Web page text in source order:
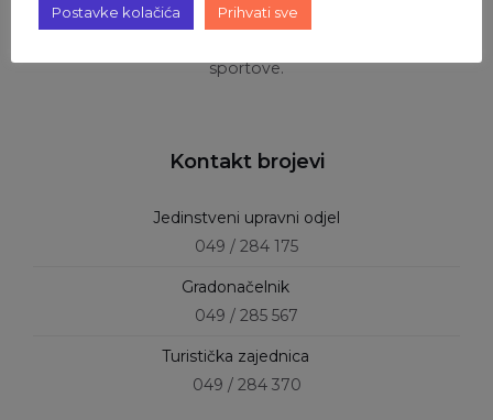
poznatim podacima oroslavski plemići prvi su u nas
sportove.
Kontakt brojevi
Jedinstveni upravni odjel
049 / 284 175
Gradonačelnik
049 / 285 567
Turistička zajednica
049 / 284 370
Postavke kolačića Prihvati sve